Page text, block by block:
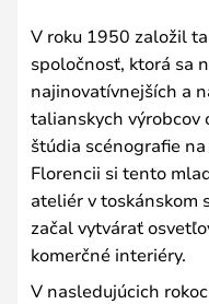
V roku 1950 založil
spoločnosť, ktorá sa
najinovatívnejších a
talianskych výrobcov
štúdia scénografie
Florencii si tento
ateliér v toskánskom
začal vytvárať
komerčné interiéry.
V nasledujúcich